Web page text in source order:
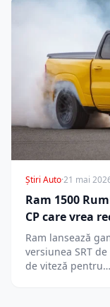
Știri Auto·21 mai
Ram 1500
CP care vrea
Ram lansează
versiunea SRT
de viteză pentru…